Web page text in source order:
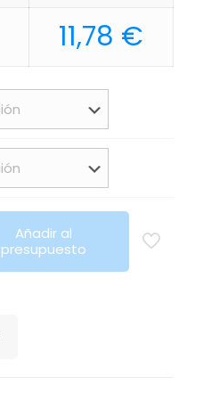
11,78 €
Añadir al
presupuesto